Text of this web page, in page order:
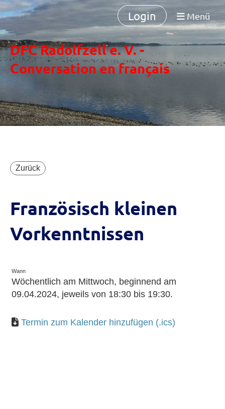
Login Menü
DFC Radolfzell e. V. -
Conversation en français
Zurück
Französisch kleinen
Vorkenntnissen
Wann
Wöchentlich am Mittwoch, beginnend am
09.04.2024, jeweils von 18:30 bis 19:30.
Termin zum Kalender hinzufügen (.ics)